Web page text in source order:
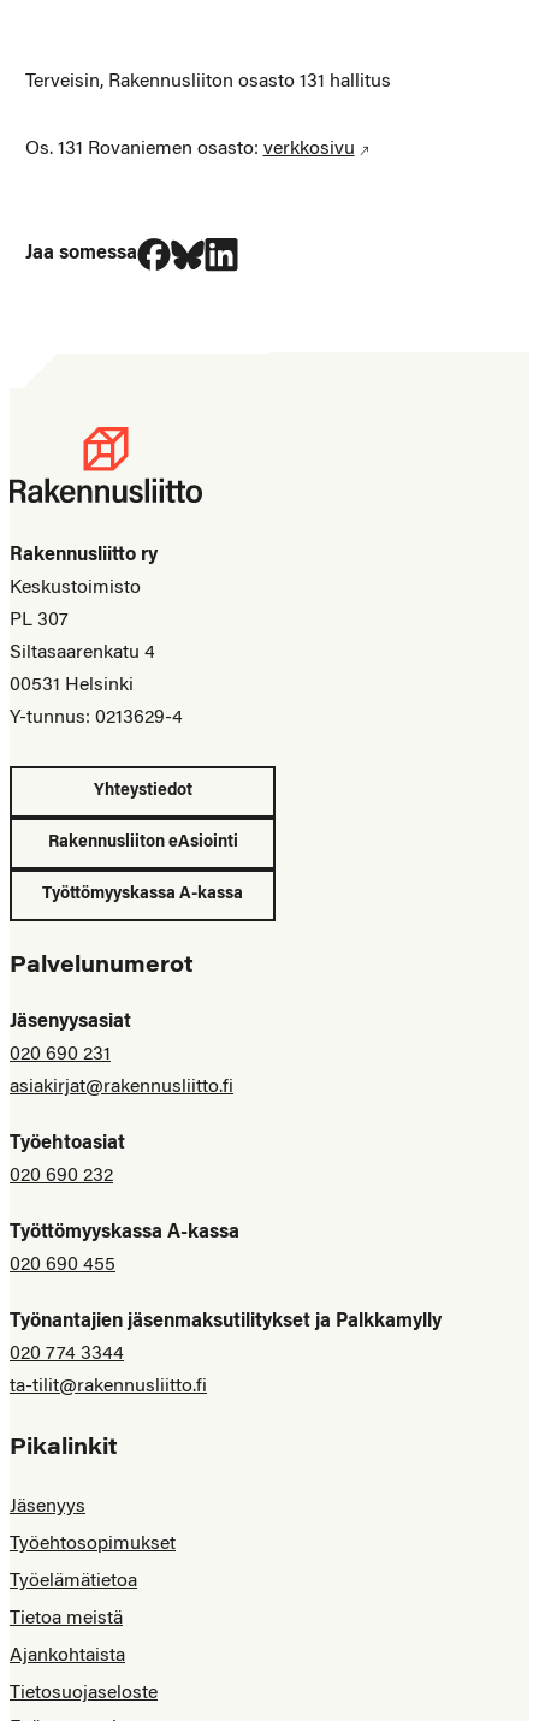
Terveisin, Rakennusliiton osasto 131 hallitus
Os. 131 Rovaniemen osasto: verkkosivu
Jaa somessa
Jaa Facebookissa
Jaa Blueskyssa
Jaa LinkedIn:ssä
Rakennusliitto ry
Keskustoimisto
PL 307
Siltasaarenkatu 4
00531 Helsinki
Y-tunnus: 0213629-4
Yhteystiedot
Rakennusliiton eAsiointi
Työttömyyskassa A-kassa
Palvelunumerot
Jäsenyysasiat
020 690 231
asiakirjat@rakennusliitto.fi
Työehtoasiat
020 690 232
Työttömyyskassa A-kassa
020 690 455
Työnantajien jäsenmaksutilitykset ja Palkkamylly
020 774 3344
ta-tilit@rakennusliitto.fi
Pikalinkit
Jäsenyys
Työehtosopimukset
Työelämätietoa
Tietoa meistä
Ajankohtaista
Tietosuojaseloste